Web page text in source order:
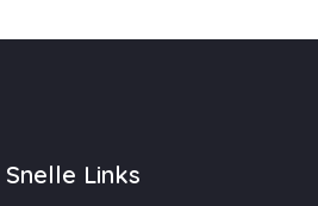
Snelle Links